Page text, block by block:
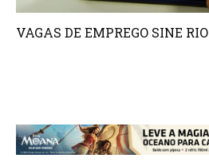
VAGAS DE EMPREGO SINE